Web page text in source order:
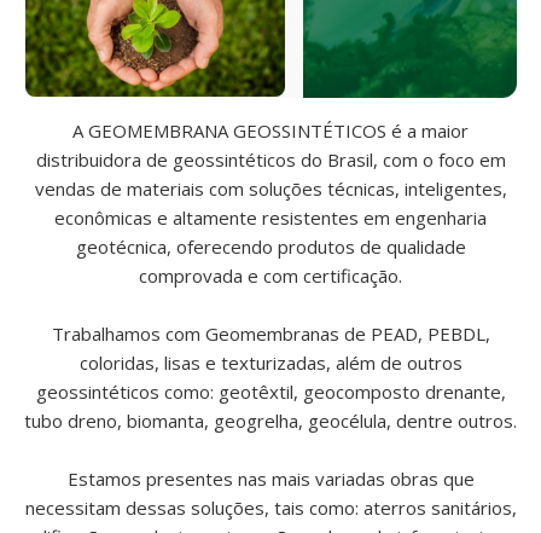
A GEOMEMBRANA GEOSSINTÉTICOS é a maior
distribuidora de geossintéticos do Brasil, com o foco em
vendas de materiais com soluções técnicas, inteligentes,
econômicas e altamente resistentes em engenharia
geotécnica, oferecendo produtos de qualidade
comprovada e com certificação.
Trabalhamos com Geomembranas de PEAD, PEBDL,
coloridas, lisas e texturizadas, além de outros
geossintéticos como: geotêxtil, geocomposto drenante,
tubo dreno, biomanta, geogrelha, geocélula, dentre outros.
Estamos presentes nas mais variadas obras que
necessitam dessas soluções, tais como: aterros sanitários,